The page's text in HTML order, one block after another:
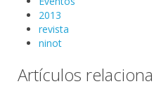
2013
revista
ninot
Artículos